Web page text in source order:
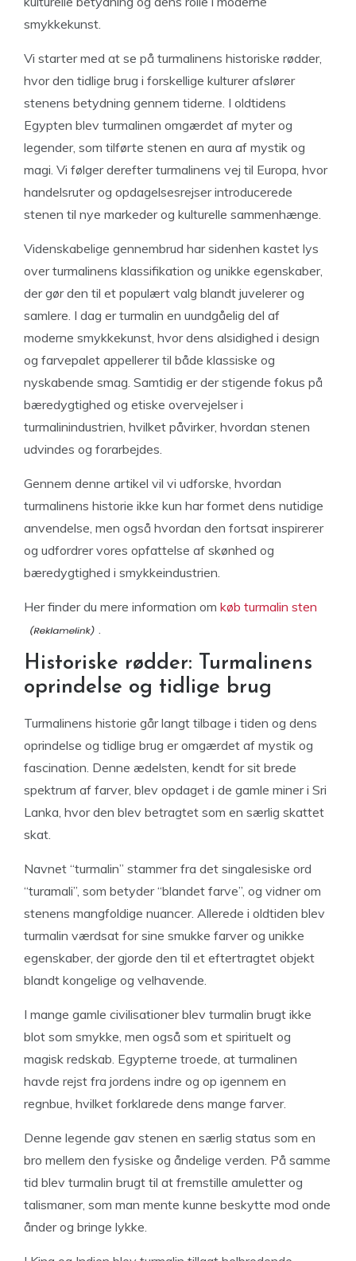
smykkekunst.
Vi starter med at se på turmalinens historiske rødder,
hvor den tidlige brug i forskellige kulturer afslører
stenens betydning gennem tiderne. I oldtidens
Egypten blev turmalinen omgærdet af myter og
legender, som tilførte stenen en aura af mystik og
magi. Vi følger derefter turmalinens vej til Europa, hvor
handelsruter og opdagelsesrejser introducerede
stenen til nye markeder og kulturelle sammenhænge.
Videnskabelige gennembrud har sidenhen kastet lys
over turmalinens klassifikation og unikke egenskaber,
der gør den til et populært valg blandt juvelerer og
samlere. I dag er turmalin en uundgåelig del af
moderne smykkekunst, hvor dens alsidighed i design
og farvepalet appellerer til både klassiske og
nyskabende smag. Samtidig er der stigende fokus på
bæredygtighed og etiske overvejelser i
turmalinindustrien, hvilket påvirker, hvordan stenen
udvindes og forarbejdes.
Gennem denne artikel vil vi udforske, hvordan
turmalinens historie ikke kun har formet dens nutidige
anvendelse, men også hvordan den fortsat inspirerer
og udfordrer vores opfattelse af skønhed og
bæredygtighed i smykkeindustrien.
Her finder du mere information om køb turmalin sten
Historiske rødder: Turmalinens
oprindelse og tidlige brug
Turmalinens historie går langt tilbage i tiden og dens
oprindelse og tidlige brug er omgærdet af mystik og
fascination. Denne ædelsten, kendt for sit brede
spektrum af farver, blev opdaget i de gamle miner i Sri
Lanka, hvor den blev betragtet som en særlig skattet
skat.
Navnet “turmalin” stammer fra det singalesiske ord
“turamali”, som betyder “blandet farve”, og vidner om
stenens mangfoldige nuancer. Allerede i oldtiden blev
turmalin værdsat for sine smukke farver og unikke
egenskaber, der gjorde den til et eftertragtet objekt
blandt kongelige og velhavende.
I mange gamle civilisationer blev turmalin brugt ikke
blot som smykke, men også som et spirituelt og
magisk redskab. Egypterne troede, at turmalinen
havde rejst fra jordens indre og op igennem en
regnbue, hvilket forklarede dens mange farver.
Denne legende gav stenen en særlig status som en
bro mellem den fysiske og åndelige verden. På samme
tid blev turmalin brugt til at fremstille amuletter og
talismaner, som man mente kunne beskytte mod onde
ånder og bringe lykke.